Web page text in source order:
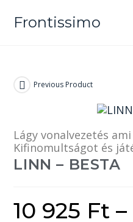
Frontissimo
Previous Product
Lágy vonalvezetés
Kifinomultságot és
LINN – BESTA
10 925 Ft –